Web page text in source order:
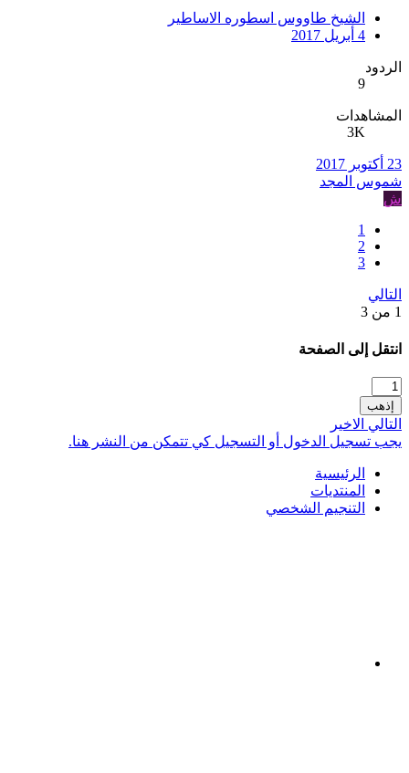
الشيخ طاووس اسطوره الاساطير
4 أبريل 2017
الردود
9
المشاهدات
3K
23 أكتوبر 2017
شموس المجد
ش
1
2
3
التالي
1 من 3
انتقل إلى الصفحة
إذهب
التالي الاخير
يجب تسجيل الدخول أو التسجيل كي تتمكن من النشر هنا.
الرئيسية
المنتديات
التنجيم الشخصي